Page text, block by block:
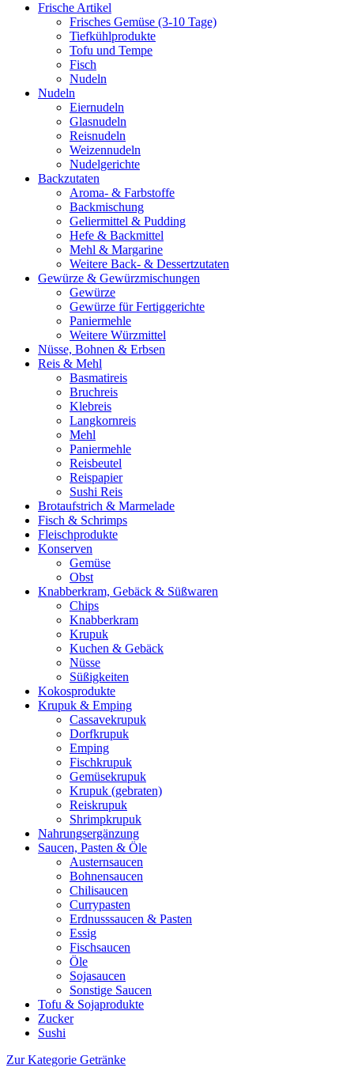
Frische Artikel
Frisches Gemüse (3-10 Tage)
Tiefkühlprodukte
Tofu und Tempe
Fisch
Nudeln
Nudeln
Eiernudeln
Glasnudeln
Reisnudeln
Weizennudeln
Nudelgerichte
Backzutaten
Aroma- & Farbstoffe
Backmischung
Geliermittel & Pudding
Hefe & Backmittel
Mehl & Margarine
Weitere Back- & Dessertzutaten
Gewürze & Gewürzmischungen
Gewürze
Gewürze für Fertiggerichte
Paniermehle
Weitere Würzmittel
Nüsse, Bohnen & Erbsen
Reis & Mehl
Basmatireis
Bruchreis
Klebreis
Langkornreis
Mehl
Paniermehle
Reisbeutel
Reispapier
Sushi Reis
Brotaufstrich & Marmelade
Fisch & Schrimps
Fleischprodukte
Konserven
Gemüse
Obst
Knabberkram, Gebäck & Süßwaren
Chips
Knabberkram
Krupuk
Kuchen & Gebäck
Nüsse
Süßigkeiten
Kokosprodukte
Krupuk & Emping
Cassavekrupuk
Dorfkrupuk
Emping
Fischkrupuk
Gemüsekrupuk
Krupuk (gebraten)
Reiskrupuk
Shrimpkrupuk
Nahrungsergänzung
Saucen, Pasten & Öle
Austernsaucen
Bohnensaucen
Chilisaucen
Currypasten
Erdnusssaucen & Pasten
Essig
Fischsaucen
Öle
Sojasaucen
Sonstige Saucen
Tofu & Sojaprodukte
Zucker
Sushi
Zur Kategorie Getränke